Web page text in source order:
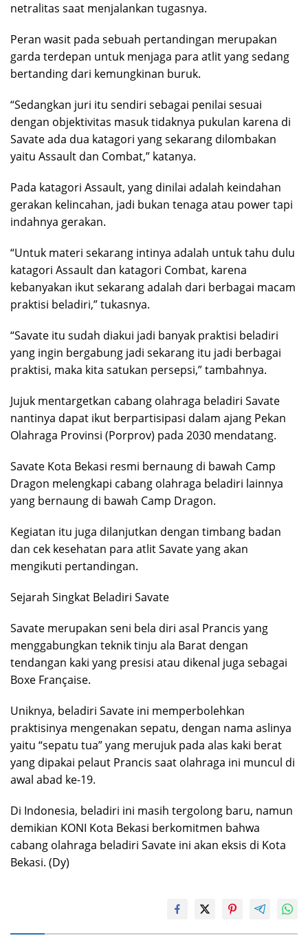
netralitas saat menjalankan tugasnya.
Peran wasit pada sebuah pertandingan merupakan
garda terdepan untuk menjaga para atlit yang sedang
bertanding dari kemungkinan buruk.
“Sedangkan juri itu sendiri sebagai penilai sesuai
dengan objektivitas masuk tidaknya pukulan karena di
Savate ada dua katagori yang sekarang dilombakan
yaitu Assault dan Combat,” katanya.
Pada katagori Assault, yang dinilai adalah keindahan
gerakan kelincahan, jadi bukan tenaga atau power tapi
indahnya gerakan.
“Untuk materi sekarang intinya adalah untuk tahu dulu
katagori Assault dan katagori Combat, karena
kebanyakan ikut sekarang adalah dari berbagai macam
praktisi beladiri,” tukasnya.
“Savate itu sudah diakui jadi banyak praktisi beladiri
yang ingin bergabung jadi sekarang itu jadi berbagai
praktisi, maka kita satukan persepsi,” tambahnya.
Jujuk mentargetkan cabang olahraga beladiri Savate
nantinya dapat ikut berpartisipasi dalam ajang Pekan
Olahraga Provinsi (Porprov) pada 2030 mendatang.
Savate Kota Bekasi resmi bernaung di bawah Camp
Dragon melengkapi cabang olahraga beladiri lainnya
yang bernaung di bawah Camp Dragon.
Kegiatan itu juga dilanjutkan dengan timbang badan
dan cek kesehatan para atlit Savate yang akan
mengikuti pertandingan.
Sejarah Singkat Beladiri Savate
Savate merupakan seni bela diri asal Prancis yang
menggabungkan teknik tinju ala Barat dengan
tendangan kaki yang presisi atau dikenal juga sebagai
Boxe Française.
Uniknya, beladiri Savate ini memperbolehkan
praktisinya mengenakan sepatu, dengan nama aslinya
yaitu “sepatu tua” yang merujuk pada alas kaki berat
yang dipakai pelaut Prancis saat olahraga ini muncul di
awal abad ke-19.
Di Indonesia, beladiri ini masih tergolong baru, namun
demikian KONI Kota Bekasi berkomitmen bahwa
cabang olahraga beladiri Savate ini akan eksis di Kota
Bekasi. (Dy)